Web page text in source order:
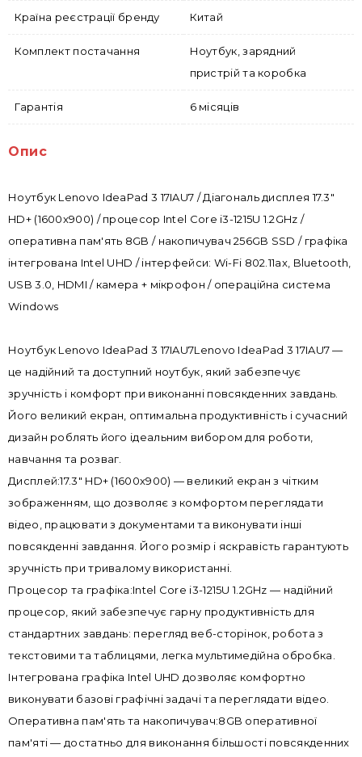
Країна реєстрації бренду Китай
Комплект постачання
Ноутбук, зарядний
пристрій та коробка
Гарантія 6 місяців
Опис
Ноутбук Lenovo IdeaPad 3 17IAU7 / Діагональ дисплея 17.3"
HD+ (1600x900) / процесор Intel Core i3-1215U 1.2GHz /
оперативна пам'ять 8GB / накопичувач 256GB SSD / графіка
інтегрована Intel UHD / інтерфейси: Wi-Fi 802.11ax, Bluetooth,
USB 3.0, HDMI / камера + мікрофон / операційна система
Windows
Ноутбук Lenovo IdeaPad 3 17IAU7Lenovo IdeaPad 3 17IAU7 —
це надійний та доступний ноутбук, який забезпечує
зручність і комфорт при виконанні повсякденних завдань.
Його великий екран, оптимальна продуктивність і сучасний
дизайн роблять його ідеальним вибором для роботи,
навчання та розваг.
Дисплей:17.3" HD+ (1600x900) — великий екран з чітким
зображенням, що дозволяє з комфортом переглядати
відео, працювати з документами та виконувати інші
повсякденні завдання. Його розмір і яскравість гарантують
зручність при тривалому використанні.
Процесор та графіка:Intel Core i3-1215U 1.2GHz — надійний
процесор, який забезпечує гарну продуктивність для
стандартних завдань: перегляд веб-сторінок, робота з
текстовими та таблицями, легка мультимедійна обробка.
Інтегрована графіка Intel UHD дозволяє комфортно
виконувати базові графічні задачі та переглядати відео.
Оперативна пам'ять та накопичувач:8GB оперативної
пам'яті — достатньо для виконання більшості повсякденних